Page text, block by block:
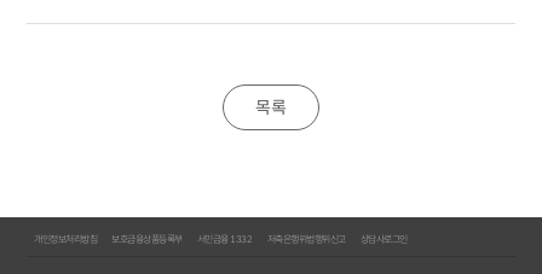
목록
개인정보처리방침 보호금융상품등록부 서민금융 1332 저축은행위법행위신고 상담사로그인